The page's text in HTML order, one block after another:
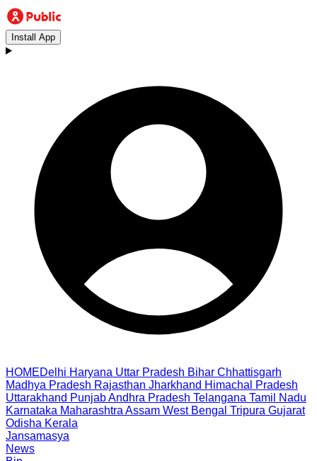
Install App
HOMEDelhi Haryana Uttar Pradesh Bihar Chhattisgarh
Madhya Pradesh Rajasthan Jharkhand Himachal Pradesh
Uttarakhand PunjabAndhra Pradesh Telangana Tamil Nadu
Karnataka Maharashtra Assam West Bengal Tripura Gujarat
Odisha Kerala
Jansamasya
News